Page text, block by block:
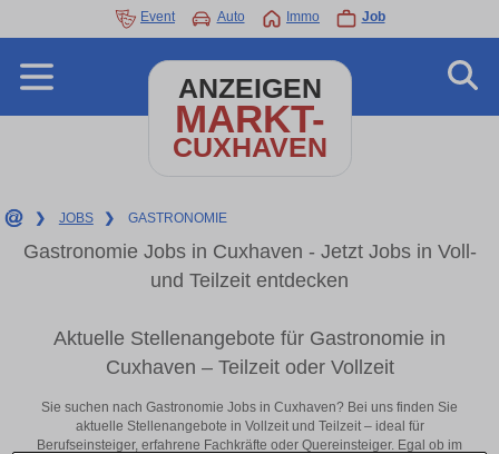
Event Auto Immo Job
ANZEIGEN
MARKT-
CUXHAVEN
❯ JOBS ❯ GASTRONOMIE
Gastronomie Jobs in Cuxhaven - Jetzt Jobs in Voll-
und Teilzeit entdecken
Aktuelle Stellenangebote für Gastronomie in
Cuxhaven – Teilzeit oder Vollzeit
Sie suchen nach Gastronomie Jobs in Cuxhaven? Bei uns finden Sie
aktuelle Stellenangebote in Vollzeit und Teilzeit – ideal für
Berufseinsteiger, erfahrene Fachkräfte oder Quereinsteiger. Egal ob im